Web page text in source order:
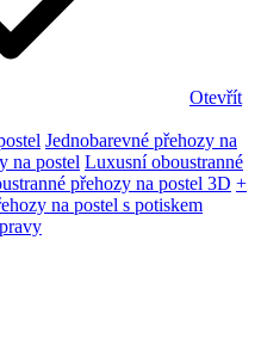
Otevřít
Jednobarevné přehozy na
na postel Luxusní oboustranné
přehozy na postel 3D +
na postel s potiskem